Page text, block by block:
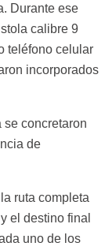
Durante ese
calibre 9
teléfono celular
incorporados
concretaron
de
ruta completa
el destino final
uno de los